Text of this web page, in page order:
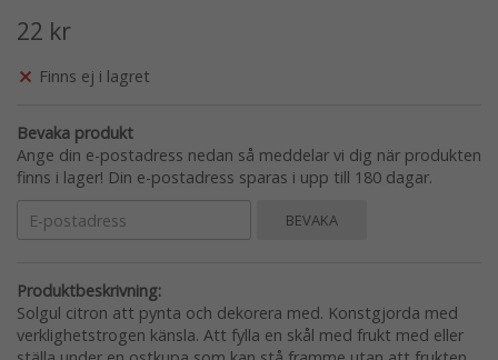
22 kr
Finns ej i lagret
Bevaka produkt
Ange din e-postadress nedan så meddelar vi dig när produkten
finns i lager! Din e-postadress sparas i upp till 180 dagar.
BEVAKA
Produktbeskrivning:
Solgul citron att pynta och dekorera med. Konstgjorda med
verklighetstrogen känsla. Att fylla en skål med frukt med eller